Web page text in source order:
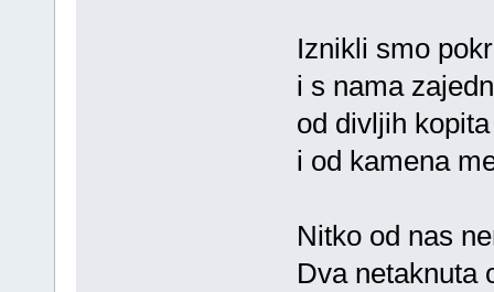
Iznikli smo
i s nama
od divljih
i od kamena
Nitko od nas
Dva netaknuta